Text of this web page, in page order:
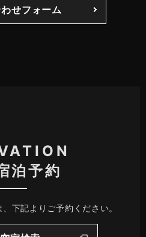
せフォーム
泊予約
下記よりご予約ください。